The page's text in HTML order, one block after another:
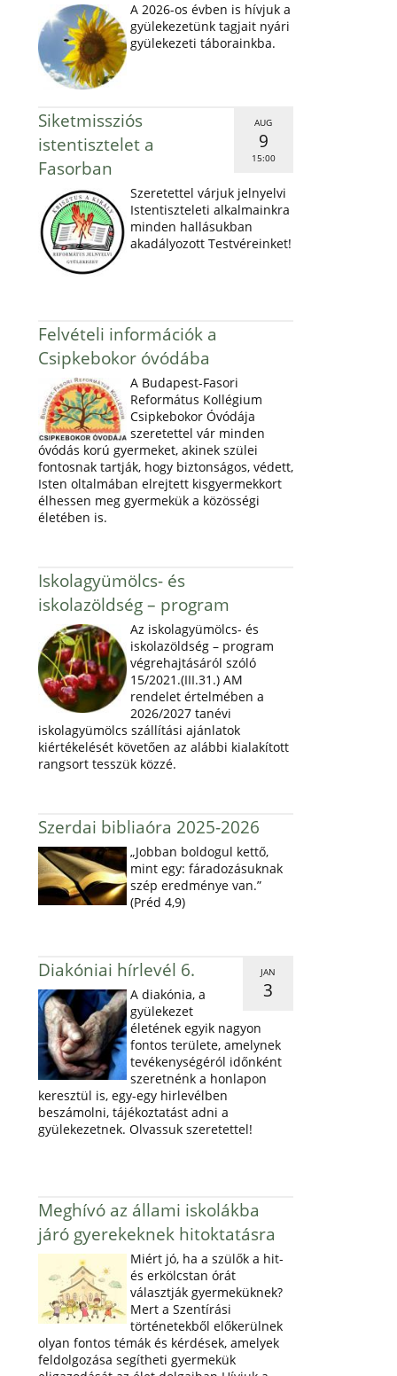
A 2026-os évben is hívjuk a
gyülekezetünk tagjait nyári
gyülekezeti táborainkba.
AUG
9
15:00
Siketmissziós
istentisztelet a
Fasorban
Szeretettel várjuk jelnyelvi
Istentiszteleti alkalmainkra
minden hallásukban
akadályozott Testvéreinket!
Felvételi információk a
Csipkebokor óvódába
A Budapest-Fasori
Református Kollégium
Csipkebokor Óvódája
szeretettel vár minden
óvódás korú gyermeket, akinek szülei
fontosnak tartják, hogy biztonságos, védett,
Isten oltalmában elrejtett kisgyermekkort
élhessen meg gyermekük a közösségi
életében is.
Iskolagyümölcs- és
iskolazöldség – program
Az iskolagyümölcs- és
iskolazöldség – program
végrehajtásáról szóló
15/2021.(III.31.) AM
rendelet értelmében a
2026/2027 tanévi
iskolagyümölcs szállítási ajánlatok
kiértékelését követően az alábbi kialakított
rangsort tesszük közzé.
Szerdai bibliaóra 2025-2026
„Jobban boldogul kettő,
mint egy: fáradozásuknak
szép eredménye van.”
(Préd 4,9)
JAN
3
Diakóniai hírlevél 6.
A diakónia, a
gyülekezet
életének egyik nagyon
fontos területe, amelynek
tevékenységéról időnként
szeretnénk a honlapon
keresztül is, egy-egy hirlevélben
beszámolni, tájékoztatást adni a
gyülekezetnek. Olvassuk szeretettel!
Meghívó az állami iskolákba
járó gyerekeknek hitoktatásra
Miért jó, ha a szülők a hit-
és erkölcstan órát
választják gyermeküknek?
Mert a Szentírási
történetekből előkerülnek
olyan fontos témák és kérdések, amelyek
feldolgozása segítheti gyermekük